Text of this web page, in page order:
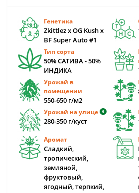
Генетика
Zkittlez x OG Kush x
BF Super Auto #1
Тип сорта
50% САТИВА - 50%
ИНДИКА
Урожай в
помещении
550-650 г/м2
Урожай на улице
280-350 г/куст
Аромат
Сладкий,
тропический,
земляной,
фруктовый,
ягодный, терпкий,